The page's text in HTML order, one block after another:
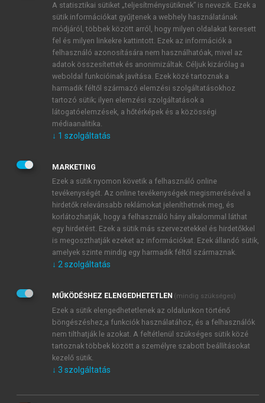
ÚJ FIÓK LÉTREHOZÁSA
1 óra díjmentes hozzáférés
E-MAIL-CÍM
JELSZÓ
JELSZÓ ÚJRA
Kérek értesítést a MeRSZ újdonságairól, akcióiról.
Kérek értesítést az Akadémiai Kiadó Zrt. újdonságairól,
Adatkezelési tájékoztatóbanfoglaltakat tudomásul
veszem és elfogadom.
Általános vásárlási feltételeket, valamint a szotar.netés a
mersz.huoldalak licencszerződéseiben foglaltakat
tudomásul veszem és elfogadom.
KIPRÓBÁLOM
A statisztikai sütiket „teljesítménysütiknek” is nevezik. Ezek a
sütik információkat gyűjtenek a webhely használatának
módjáról, többek között arról, hogy milyen oldalakat keresett
fel és milyen linkekre kattintott. Ezek az információk a
felhasználó azonosítására nem használhatóak, mivel az
adatok összesítettek és anonimizáltak. Céljuk kizárólag a
weboldal funkcióinak javítása. Ezek közé tartoznak a
harmadik féltől származó elemzési szolgáltatásokhoz
tartozó sütik; ilyen elemzési szolgáltatások a
látogatóelemzések, a hőtérképek és a közösségi
médiaanalitika.
↓ 1 szolgáltatás
MARKETING
Ezek a sütik nyomon követik a felhasználó online
tevékenységét. Az online tevékenységek megismerésével a
hirdetők relevánsabb reklámokat jeleníthetnek meg, és
korlátozhatják, hogy a felhasználó hány alkalommal láthat
egy hirdetést. Ezek a sütik más szervezetekkel és hirdetőkkel
is megoszthatják ezeket az információkat. Ezek állandó sütik,
amelyek szinte mindig egy harmadik féltől származnak.
↓ 2 szolgáltatás
MŰKÖDÉSHEZ ELENGEDHETETLEN (mindig szükséges)
Ezek a sütik elengedhetetlenek az oldalunkon történő
böngészéshez,a funkciók használatához, és a felhasználók
nem tilthatják le azokat. A feltétlenül szükséges sütik közé
tartoznak többek között a személyre szabott beállításokat
kezelő sütik.
↓ 3 szolgáltatás